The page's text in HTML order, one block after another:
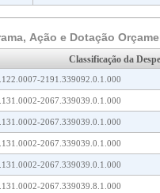
Ação e Dotação
Classificação da
2191.339092.0.1.000
2067.339039.0.1.000
2067.339039.0.1.000
2067.339039.0.1.000
2067.339039.0.1.000
2067.339039.8.1.000